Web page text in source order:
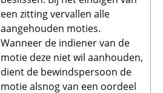
een zitting vervallen alle
aangehouden moties.
Wanneer de indiener van de
motie deze niet wil aanhouden,
dient de bewindspersoon de
motie alsnog van een oordeel